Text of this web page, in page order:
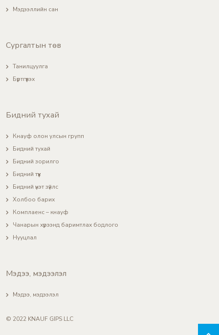
Мэдээллийн сан
Сургалтын төв
Танилцуулга
Бүртгүүлэх
Бидний тухай
Кнауф олон улсын групп
Бидний тухай
Бидний зорилго
Бидний түүх
Бидний үнэт зүйлс
Холбоо барих
Комплаенс – кнауф
Чанарын хүрээнд баримтлах бодлого
Нууцлал
Мэдээ, мэдээлэл
Мэдээ, мэдээлэл
© 2022 KNAUF GIPS LLC